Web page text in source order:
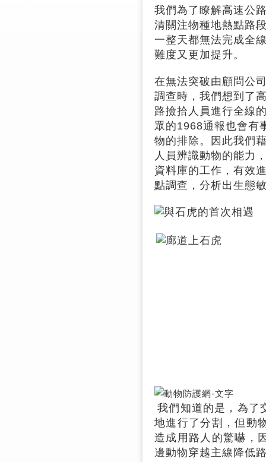
我們為了瞭解高速公
清關注物種地熱點路
一整天都無法完成全
難度又更加提升。
在無法突破由顧問公
調查時，我們想到了
路撿拾人員進行全線
眾的1968通報也會有
物的排除。因此我們
人員辨識動物的能力
資料庫的工作，有效
點調查，分析出生態
我們知道的是，為了
地進行了分割，但動
造成用路人的驚嚇，
邊動物穿越主線降低